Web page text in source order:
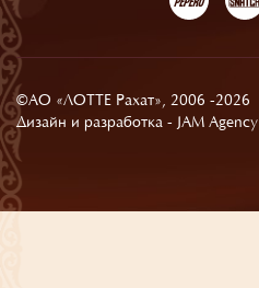
©АО «ЛОТТЕ Рахат», 2006 -2026
Дизайн и разработка - JAM Agency